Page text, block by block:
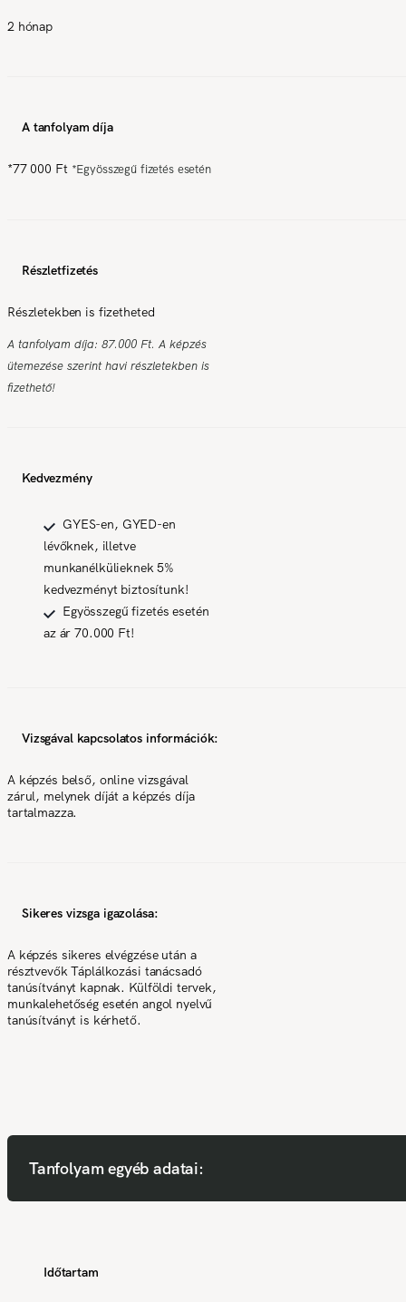
2 hónap
A tanfolyam díja
*77 000 Ft *Egyösszegű fizetés esetén
Részletfizetés
Részletekben is fizetheted
A tanfolyam díja: 87.000 Ft. A képzés
ütemezése szerint havi részletekben is
fizethető!
Kedvezmény
GYES-en, GYED-en
lévőknek, illetve
munkanélkülieknek 5%
kedvezményt biztosítunk!
Egyösszegű fizetés esetén
az ár 70.000 Ft!
Vizsgával kapcsolatos információk:
A képzés belső, online vizsgával
zárul, melynek díját a képzés díja
tartalmazza.
Sikeres vizsga igazolása:
A képzés sikeres elvégzése után a
résztvevők Táplálkozási tanácsadó
tanúsítványt kapnak. Külföldi tervek,
munkalehetőség esetén angol nyelvű
tanúsítványt is kérhető.
Tanfolyam egyéb adatai:
Időtartam